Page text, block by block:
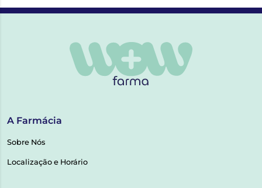
A Farmácia
Sobre Nós
Localização e Horário